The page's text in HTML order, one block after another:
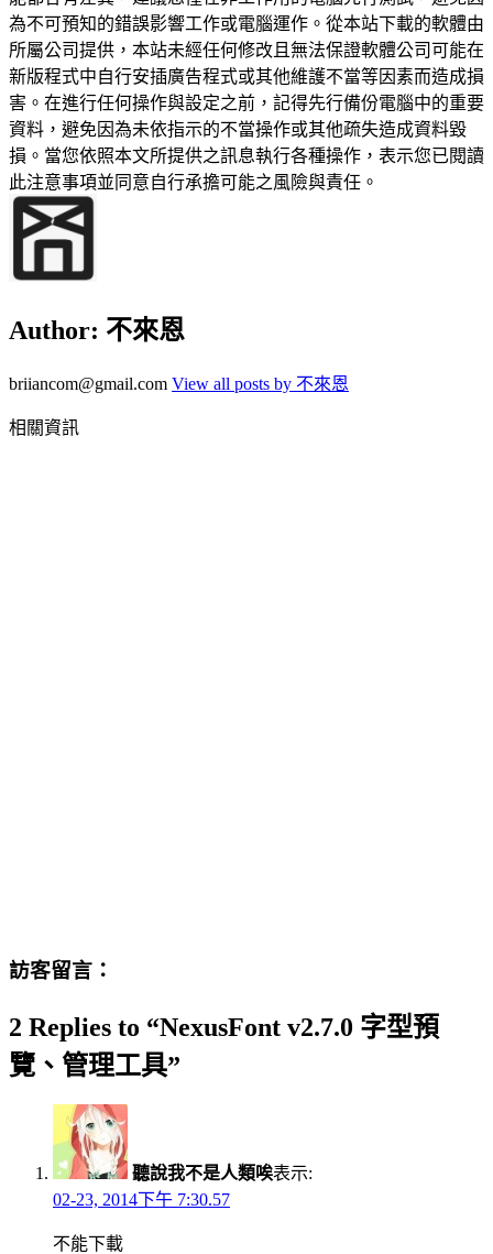
為不可預知的錯誤影響工作或電腦運作。從本站下載的軟體由
所屬公司提供，本站未經任何修改且無法保證軟體公司可能在
新版程式中自行安插廣告程式或其他維護不當等因素而造成損
害。在進行任何操作與設定之前，記得先行備份電腦中的重要
資料，避免因為未依指示的不當操作或其他疏失造成資料毀
損。當您依照本文所提供之訊息執行各種操作，表示您已閱讀
此注意事項並同意自行承擔可能之風險與責任。
Author: 不來恩
briiancom@gmail.com View all posts by 不來恩
相關資訊
訪客留言：
2 Replies to “NexusFont v2.7.0 字型預
覽、管理工具”
聽說我不是人類唉表示:
02-23, 2014下午 7:30.57
不能下載